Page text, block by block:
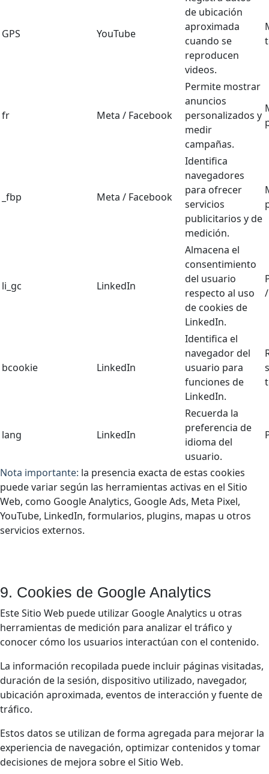
GPS YouTube
de ubicación
aproximada
cuando se
reproducen
videos.
fr Meta / Facebook
Permite mostrar
anuncios
personalizados y
medir
campañas.
_fbp Meta / Facebook
Identifica
navegadores
para ofrecer
servicios
publicitarios y de
medición.
li_gc LinkedIn
Almacena el
consentimiento
del usuario
respecto al uso
de cookies de
LinkedIn.
bcookie LinkedIn
Identifica el
navegador del
usuario para
funciones de
LinkedIn.
lang LinkedIn
Recuerda la
preferencia de
idioma del
usuario.
Nota importante: la presencia exacta de estas cookies
puede variar según las herramientas activas en el Sitio
Web, como Google Analytics, Google Ads, Meta Pixel,
YouTube, LinkedIn, formularios, plugins, mapas u otros
servicios externos.
9. Cookies de Google Analytics
Este Sitio Web puede utilizar Google Analytics u otras
herramientas de medición para analizar el tráfico y
conocer cómo los usuarios interactúan con el contenido.
La información recopilada puede incluir páginas visitadas,
duración de la sesión, dispositivo utilizado, navegador,
ubicación aproximada, eventos de interacción y fuente de
tráfico.
Estos datos se utilizan de forma agregada para mejorar la
experiencia de navegación, optimizar contenidos y tomar
decisiones de mejora sobre el Sitio Web.